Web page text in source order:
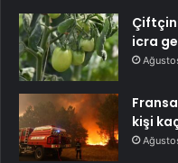
icra
kişi